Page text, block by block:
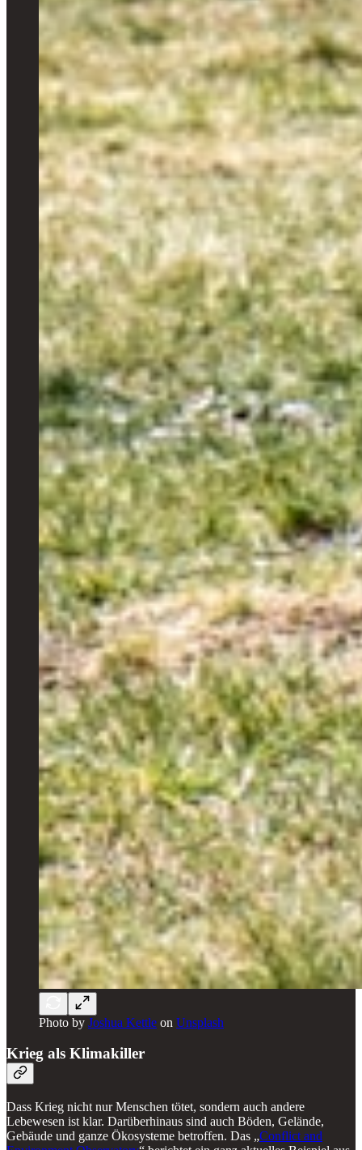
Photo by Joshua Kettle on Unsplash
Krieg als Klimakiller
Dass Krieg nicht nur Menschen tötet, sondern auch andere
Lebewesen ist klar. Darüberhinaus sind auch Böden, Gelände,
Gebäude und ganze Ökosysteme betroffen. Das „Conflict and